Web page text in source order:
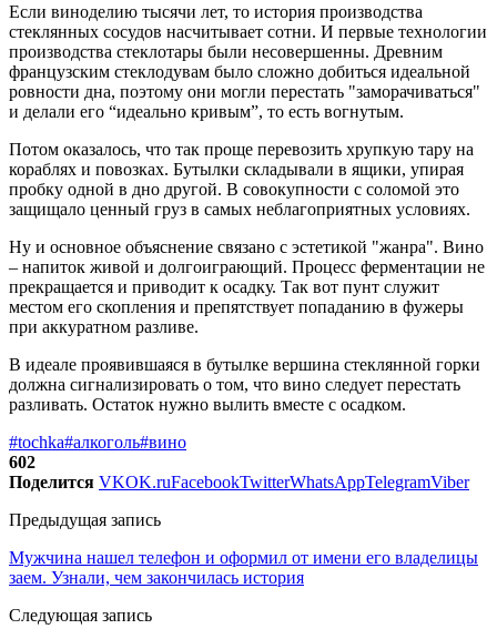
Если виноделию тысячи лет, то история производства
стеклянных сосудов насчитывает сотни. И первые технологии
производства стеклотары были несовершенны. Древним
французским стеклодувам было сложно добиться идеальной
ровности дна, поэтому они могли перестать "заморачиваться"
и делали его “идеально кривым”, то есть вогнутым.
Потом оказалось, что так проще перевозить хрупкую тару на
кораблях и повозках. Бутылки складывали в ящики, упирая
пробку одной в дно другой. В совокупности с соломой это
защищало ценный груз в самых неблагоприятных условиях.
Ну и основное объяснение связано с эстетикой "жанра". Вино
– напиток живой и долгоиграющий. Процесс ферментации не
прекращается и приводит к осадку. Так вот пунт служит
местом его скопления и препятствует попаданию в фужеры
при аккуратном разливе.
В идеале проявившаяся в бутылке вершина стеклянной горки
должна сигнализировать о том, что вино следует перестать
разливать. Остаток нужно вылить вместе с осадком.
#tochka#алкоголь#вино
602
Поделится VKOK.ruFacebookTwitterWhatsAppTelegramViber
Предыдущая запись
Мужчина нашел телефон и оформил от имени его владелицы
заем. Узнали, чем закончилась история
Следующая запись